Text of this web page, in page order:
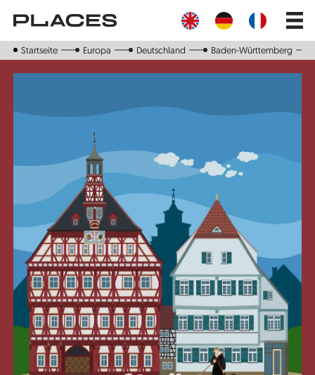
zum
Inhalt
Main
Startseite Europa Deutschland Baden-Württemberg